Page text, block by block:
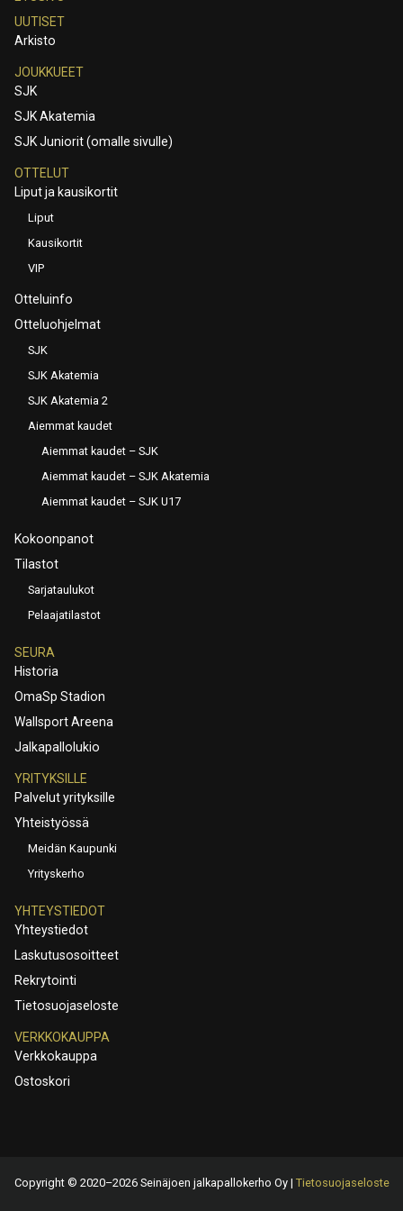
UUTISET
Arkisto
JOUKKUEET
SJK
SJK Akatemia
SJK Juniorit (omalle sivulle)
OTTELUT
Liput ja kausikortit
Liput
Kausikortit
VIP
Otteluinfo
Otteluohjelmat
SJK
SJK Akatemia
SJK Akatemia 2
Aiemmat kaudet
Aiemmat kaudet – SJK
Aiemmat kaudet – SJK Akatemia
Aiemmat kaudet – SJK U17
Kokoonpanot
Tilastot
Sarjataulukot
Pelaajatilastot
SEURA
Historia
OmaSp Stadion
Wallsport Areena
Jalkapallolukio
YRITYKSILLE
Palvelut yrityksille
Yhteistyössä
Meidän Kaupunki
Yrityskerho
YHTEYSTIEDOT
Yhteystiedot
Laskutusosoitteet
Rekrytointi
Tietosuojaseloste
VERKKOKAUPPA
Verkkokauppa
Ostoskori
Copyright © 2020–2026 Seinäjoen jalkapallokerho Oy | Tietosuojaseloste